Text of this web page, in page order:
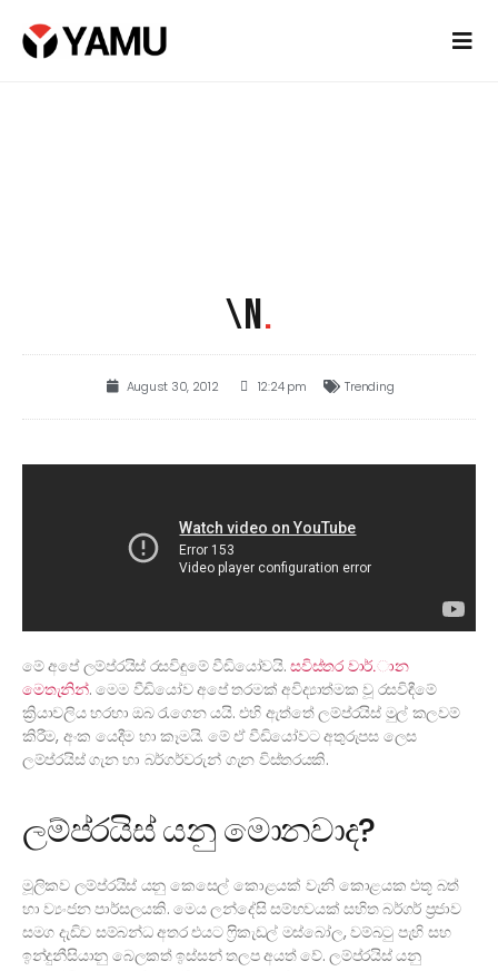
\N.
August 30, 2012 12:24 pm Trending
මේ අපේ ලම්ප්රයිස් රසවිඳුමේ වීඩියෝවයි.සවිස්තර වාර්.ාන
මෙතැනින්. මෙම වීඩියෝව අපේ තරමක් අවිද්‍යාත්මක වූ රසවිඳීමේ
ක්‍රියාවලිය හරහා ඔබ රැගෙන යයි. එහි ඇත්තේ ලම්ප්රයිස් මුල් කලවම්
කිරීම, අංක යෙදීම හා කෑමයි. මේ ඒ වීඩියෝවට අතුරුපස ලෙස
ලම්ප්රයිස් ගැන හා බර්ගර්වරුන් ගැන විස්තරයකි.
ලම්ප්රයිස් යනු මොනවාද?
මූලිකව ලම්ප්රයිස් යනු කෙසෙල් කොළයක් වැනි කොළයක එතූ බත්
හා ව්‍යංජන පාර්සලයකි. මෙය ලන්දේසි සම්භවයක් සහිත බර්ගර් ප්‍රජාව
සමග දැඩිව සම්බන්ධ අතර එයට ෆ්‍රිකැඩල් මස්බෝල, වම්බටු පැහි සහ
ඉන්දුනීසියානු බෙලකත් ඉස්සන් තලප අයත් වේ. ලම්ප්රයිස් යනු